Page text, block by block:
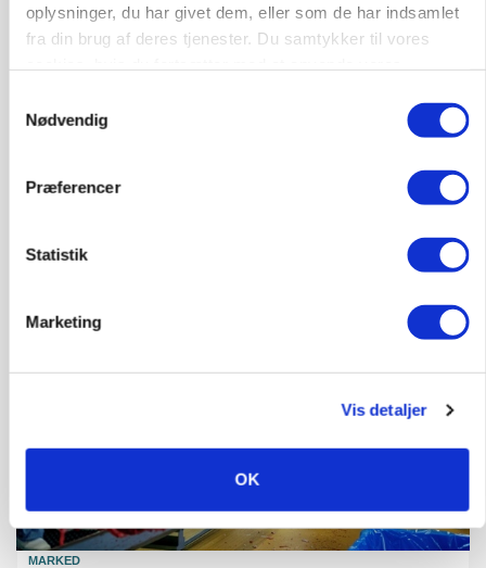
oplysninger, du har givet dem, eller som de har indsamlet
fra din brug af deres tjenester. Du samtykker til vores
Nødvendig
Præferencer
Statistik
Marketing
Vis detaljer
OK
KVÆG
Snart kan man søge tilskud til naturprojekter
skadedyrsrisici
MARKED